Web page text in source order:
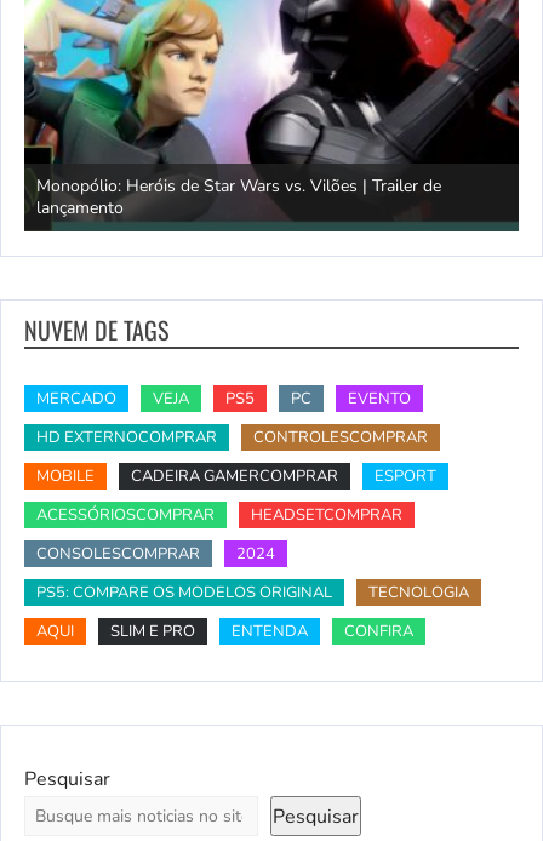
Monopólio: Heróis de Star Wars vs. Vilões | Trailer de
lançamento
NUVEM DE TAGS
MERCADO VEJA PS5 PC
EVENTO
HD EXTERNOCOMPRAR
CONTROLESCOMPRAR
MOBILE
CADEIRA GAMERCOMPRAR
ESPORT
ACESSÓRIOSCOMPRAR
HEADSETCOMPRAR
CONSOLESCOMPRAR
2024
PS5: COMPARE OS MODELOS ORIGINAL
TECNOLOGIA
AQUI
SLIM E PRO ENTENDA CONFIRA
Pesquisar
Pesquisar